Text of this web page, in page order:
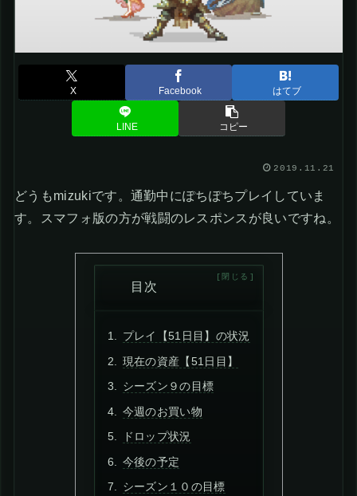
X Facebook はてブ
LINE コピー
2019.11.21
どうもmizukiです。通勤中にぽちぽちプレイしていま
す。スマフォ版の方が戦闘のレスポンスが良いですね。
目次
プレイ【51日目】の状況
現在の資産【51日目】
シーズン９の目標
今週のお買い物
ドロップ状況
今後の予定
シーズン１０の目標